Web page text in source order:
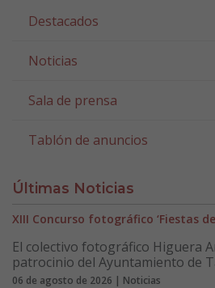
Destacados
Noticias
Sala de prensa
Tablón de anuncios
Últimas Noticias
XIII Concurso fotográfico ‘Fiestas
El colectivo fotográfico Higuera
patrocinio del Ayuntamiento de
06 de agosto de 2026 | Noticias